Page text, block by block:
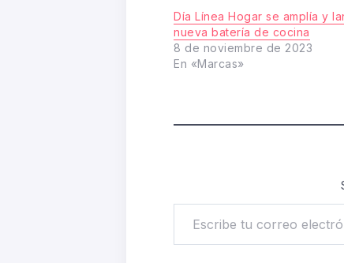
Día Línea Hogar se amplía y
nueva batería de cocina
8 de noviembre de 2023
En «Marcas»